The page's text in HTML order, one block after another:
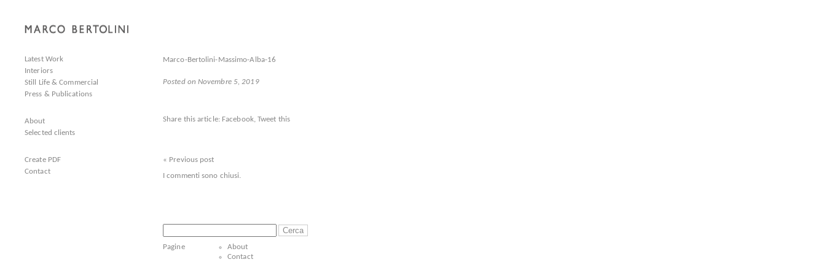
Latest Work
Interiors
Still Life & Commercial
Press & Publications
About
Selected clients
Create PDF
Contact
Marco-Bertolini-Massimo-Alba-16
Posted on Novembre 5, 2019
Share this article: Facebook,Tweet this
« Previous post
I commenti sono chiusi.
per:
Pagine
About
Contact